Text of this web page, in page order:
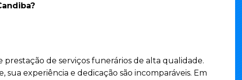
de serviços funerários de alta qualidade.
experiência e dedicação são incomparáveis. Em